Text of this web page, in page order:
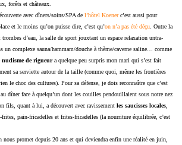
forêts et châteaux.
avec dîners/soins/SPA de l’hôtel Koenerc’est aussi pour
et le moins qu’on puisse dire, c’est qu’on n’a pas été déçu . Outre la
trombes d’eau, la salle de sport jouxtant un espace relaxation untra-
un complexe sauna/hammam/douche à thème/caverne saline… comme
nudisme de rigueura quelque peu surpris mon mari qui s’est fait
sa serviette autour de la taille (comme quoi, même les frontières
le choc des cultures). Pour sa défense, je dois reconnaître que c’est
dîner face à quelqu’un dont les couilles pendouillaient sous notre nez
fils, quant à lui, a découvert avec ravissement les saucisses locales
pain-fricadelles et frites-fricadelles (la nourriture équilibrée, c’est
nous promet depuis 20 ans et qui deviendra enfin une réalité en juin,